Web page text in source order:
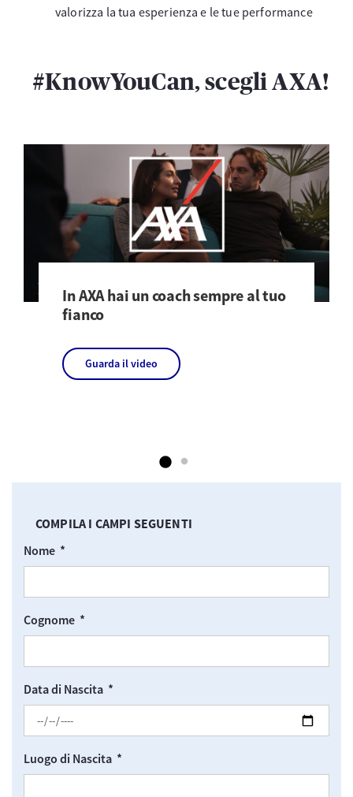
valorizza la tua esperienza e le tue performance
#KnowYouCan, scegli AXA!
In AXA hai un coach sempre al tuo
fianco
Guarda il video
COMPILA I CAMPI SEGUENTI
Advanced Web Form Display
Nome *
Advanced Web Form Display
Cognome *
Advanced Web Form Display
Data di Nascita *
Advanced Web Form Display
Luogo di Nascita *